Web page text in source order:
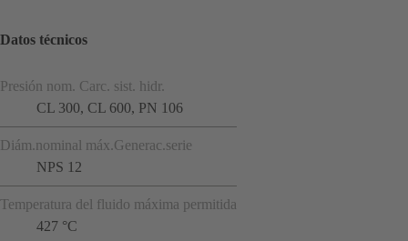
Datos técnicos
Presión nom. Carc. sist. hidr.
CL 300, CL 600, PN 106
Diám.nominal máx.Generac.serie
NPS 12
Temperatura del fluido máxima permitida
427 °C